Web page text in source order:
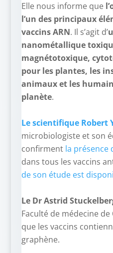
Elle nous informe que
l’un des principaux
vaccins ARN. Il s’agit d’
nanométallique
magnétotoxique,
pour les plantes, les
animaux et les
planète.
Le scientifique Robert
microbiologiste et son
confirment la présence
dans tous les vaccins
de son étude est
Le Dr Astrid
Faculté de médecine de
que les vaccins
graphène.